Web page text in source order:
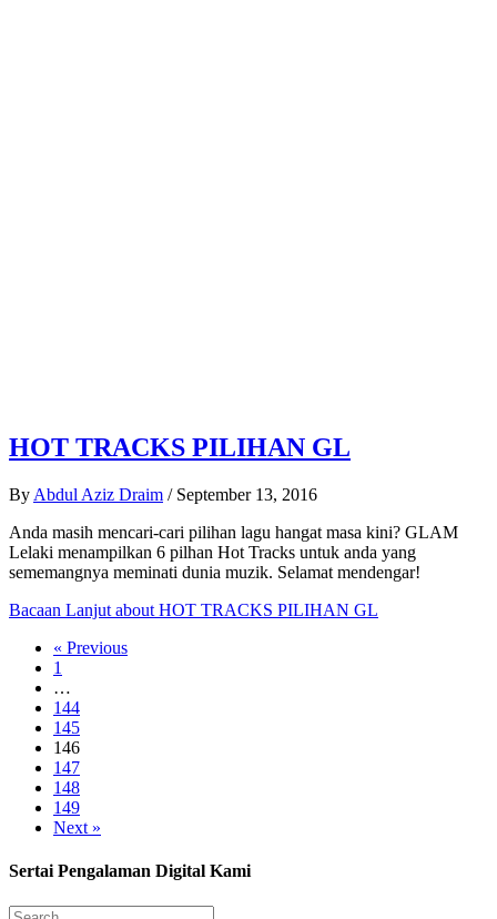
HOT TRACKS PILIHAN GL
By Abdul Aziz Draim / September 13, 2016
Anda masih mencari-cari pilihan lagu hangat masa kini? GLAM
Lelaki menampilkan 6 pilhan Hot Tracks untuk anda yang
sememangnya meminati dunia muzik. Selamat mendengar!
Bacaan Lanjut about HOT TRACKS PILIHAN GL
« Previous
1
…
144
145
146
147
148
149
Next »
Sertai Pengalaman Digital Kami